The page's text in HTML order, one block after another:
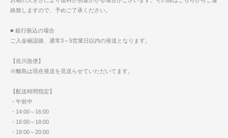
絡致しますので、予めご了承ください。
■ 銀行振込の場合
ご入金確認後、通常3～5営業日以内の発送となります。
【佐川急便】
※離島は現在発送を見送らせていただいてます。
【配送時間指定】
・午前中
・14:00～16:00
・16:00～18:00
・18:00～20:00